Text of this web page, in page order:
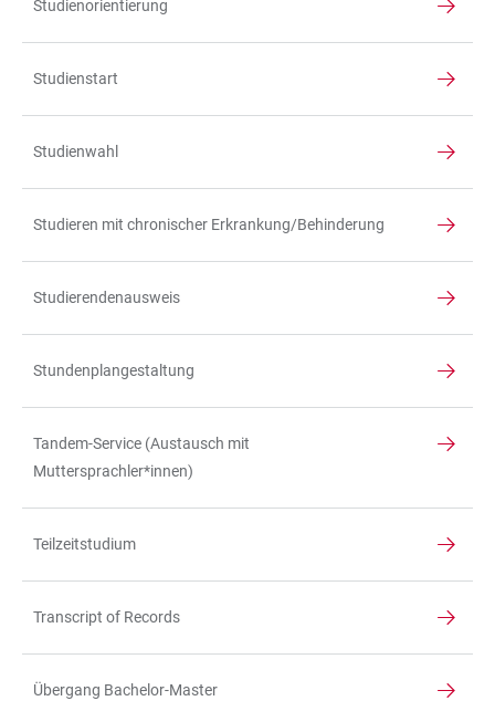
Studienorientierung
Studienstart
Studienwahl
Studieren mit chronischer Erkrankung/Behinderung
Studierendenausweis
Stundenplangestaltung
Tandem-Service (Austausch mit
Muttersprachler*innen)
Teilzeitstudium
Transcript of Records
Übergang Bachelor-Master